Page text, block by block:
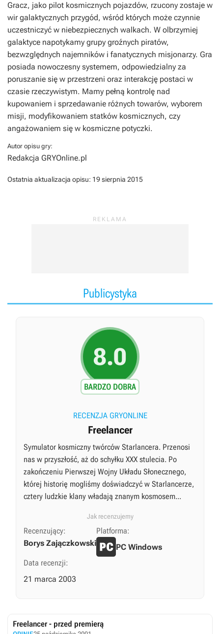
Gracz, jako pilot kosmicznych pojazdów, rzucony zostaje w
wir galaktycznych przygód, wśród których może czynnie
uczestniczyć w niebezpiecznych walkach. W olbrzymiej
galaktyce napotykamy grupy groźnych piratów,
bezwzględnych najemników i fanatycznych misjonarzy. Gra
posiada nowoczesny systemem, odpowiedzialny za
poruszanie się w przestrzeni oraz interakcję postaci w
czasie rzeczywistym. Mamy pełną kontrolę nad
kupowaniem i sprzedawanie różnych towarów, wyborem
misji, modyfikowaniem statków kosmicznych, czy
angażowaniem się w kosmiczne potyczki.
Autor opisu gry:
Redakcja GRYOnline.pl
Ostatnia aktualizacja opisu: 19 sierpnia 2015
Publicystyka
8.0
BARDZO DOBRA
RECENZJA GRYONLINE
Freelancer
Symulator kosmiczny twórców Starlancera. Przenosi
nas w przyszłość, aż do schyłku XXX stulecia. Po
zakończeniu Pierwszej Wojny Układu Słonecznego,
której historię mogliśmy doświadczyć w Starlancerze,
cztery ludzkie klany władają znanym kosmosem...
Jak recenzujemy
Recenzujący:
Borys Zajączkowski
Platforma:
PC Windows
Data recenzji:
21 marca 2003
Freelancer - przed premierą